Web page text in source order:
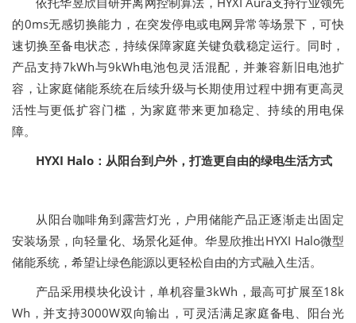
的0ms无感切换能力，在突发停电或电网异常等场景下，可快
速切换至备电状态，持续保障家庭关键负载稳定运行。同时，
产品支持7kWh与9kWh电池包灵活混配，并兼容新旧电池扩
容，让家庭储能系统在后续升级与长期使用过程中拥有更高灵
活性与更低扩容门槛，为家庭带来更加稳定、持续的用电保
障。
HYXI Halo：从阳台到户外，打造更自由的绿电生活方式
从阳台咖啡角到露营灯光，户用储能产品正逐渐走出固定
安装场景，向轻量化、场景化延伸。华昱欣推出HYXI Halo微型
储能系统，希望让绿色能源以更轻松自由的方式融入生活。
产品采用模块化设计，单机容量3kWh，最高可扩展至18k
Wh，并支持3000W双向输出，可灵活满足家庭备电、阳台光